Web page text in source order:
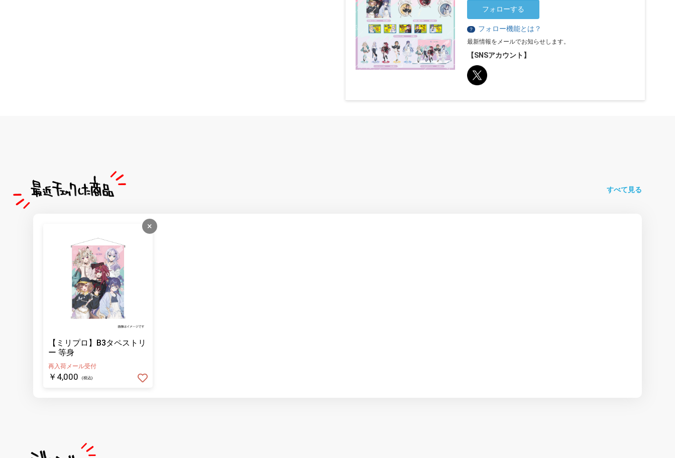
フォローする
？ フォロー機能とは？
最新情報をメールでお知らせします。
【SNSアカウント】
すべて見る
×
【ミリプロ】B3タペストリ
ー 等身
再入荷メール受付
￥4,000 (税込)